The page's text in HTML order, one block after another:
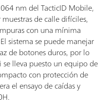
nm del TacticID Mobile,
de calle difíciles,
con una mínima
sistema se puede manejar
de botones duros, por lo
lleva puesto un equipo de
con protección de
el ensayo de caídas y